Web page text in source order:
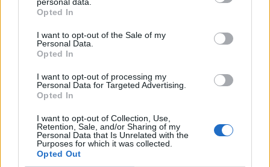
Opted In
I want to opt-out of the Sale of my
Personal Data.
Opted In
I want to opt-out of processing my
Personal Data for Targeted Advertising.
Opted In
I want to opt-out of Collection, Use,
Retention, Sale, and/or Sharing of my
Personal Data that Is Unrelated with the
Purposes for which it was collected.
Opted Out
Πυρκαγιά στο Κοκκινόχωμα Καβάλας: 4 αεροσκάφη και
ΣΧΕΤΙΚA AΡΘΡΑ